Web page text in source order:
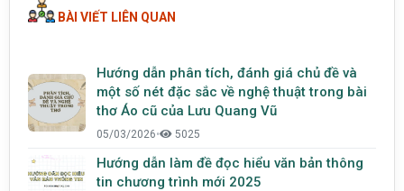
BÀI VIẾT LIÊN QUAN
Hướng dẫn phân tích, đánh giá chủ đề và
một số nét đặc sắc về nghệ thuật trong bài
thơ Áo cũ của Lưu Quang Vũ
05/03/2026• 5025
Hướng dẫn làm đề đọc hiểu văn bản thông
tin chương trình mới 2025